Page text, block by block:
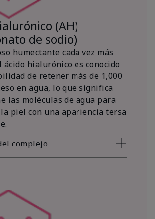
(AH)
de sodio)
humectante cada vez más
ácido hialurónico es conocido
de retener más de 1,000
en agua, lo que significa
las moléculas de agua para
piel con una apariencia tersa
complejo